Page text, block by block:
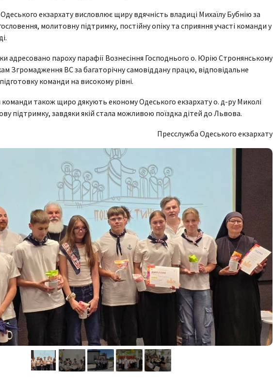
екзархату висловлює щиру вдячність владиці Михаїлу Бубнію за
молитовну підтримку, постійну опіку та сприяння участі команди у
адресовано пароху парафії Вознесіння Господнього о. Юрію Стронянському
Згромадження ВС за багаторічну самовіддану працю, відповідальне
команди на високому рівні.
команди також щиро дякують економу Одеського екзархату о. д-ру Миколі
підтримку, завдяки якій стала можливою поїздка дітей до Львова.
Пресслужба Одеського екзархату